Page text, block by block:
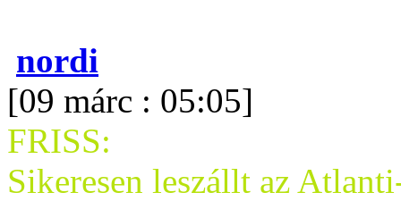
nordi
[09 márc : 05:05]
FRISS:
Sikeresen leszállt az